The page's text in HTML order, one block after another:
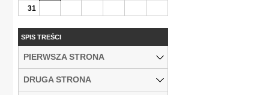
31
SPIS TREŚCI
PIERWSZA STRONA
DRUGA STRONA